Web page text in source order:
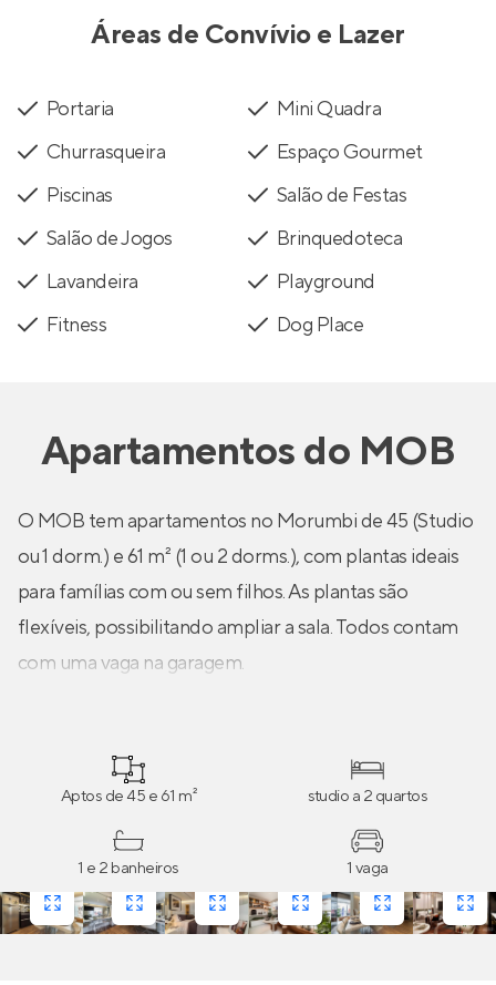
Áreas de Convívio e Lazer
Portaria
Mini Quadra
Churrasqueira
Espaço Gourmet
Piscinas
Salão de Festas
Salão de Jogos
Brinquedoteca
Lavandeira
Playground
Fitness
Dog Place
Apartamentosdo MOB
O MOB tem apartamentos no Morumbi de 45 (Studio
ou 1 dorm.) e 61 m² (1 ou 2 dorms.), com plantas ideais
para famílias com ou sem filhos. As plantas são
flexíveis, possibilitando ampliar a sala. Todos contam
com uma vaga na garagem.
Aptos de 45 e 61 m² studio a 2 quartos
1 e 2 banheiros 1 vaga